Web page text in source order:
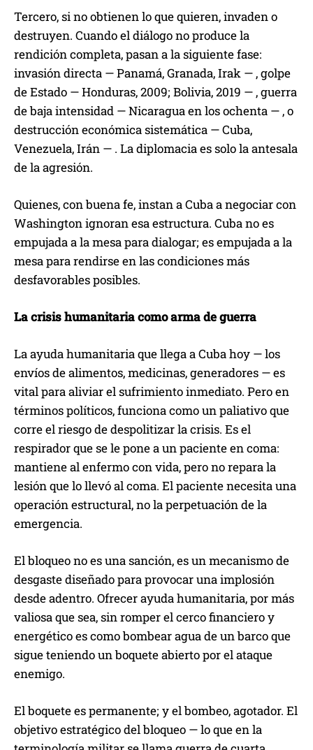
Tercero, si no obtienen lo que quieren, invaden o
destruyen. Cuando el diálogo no produce la
rendición completa, pasan a la siguiente fase:
invasión directa — Panamá, Granada, Irak — , golpe
de Estado — Honduras, 2009; Bolivia, 2019 — , guerra
de baja intensidad — Nicaragua en los ochenta — , o
destrucción económica sistemática — Cuba,
Venezuela, Irán — . La diplomacia es solo la antesala
de la agresión.
Quienes, con buena fe, instan a Cuba a negociar con
Washington ignoran esa estructura. Cuba no es
empujada a la mesa para dialogar; es empujada a la
mesa para rendirse en las condiciones más
desfavorables posibles.
La crisis humanitaria como arma de guerra
La ayuda humanitaria que llega a Cuba hoy — los
envíos de alimentos, medicinas, generadores — es
vital para aliviar el sufrimiento inmediato. Pero en
términos políticos, funciona como un paliativo que
corre el riesgo de despolitizar la crisis. Es el
respirador que se le pone a un paciente en coma:
mantiene al enfermo con vida, pero no repara la
lesión que lo llevó al coma. El paciente necesita una
operación estructural, no la perpetuación de la
emergencia.
El bloqueo no es una sanción, es un mecanismo de
desgaste diseñado para provocar una implosión
desde adentro. Ofrecer ayuda humanitaria, por más
valiosa que sea, sin romper el cerco financiero y
energético es como bombear agua de un barco que
sigue teniendo un boquete abierto por el ataque
enemigo.
El boquete es permanente; y el bombeo, agotador. El
objetivo estratégico del bloqueo — lo que en la